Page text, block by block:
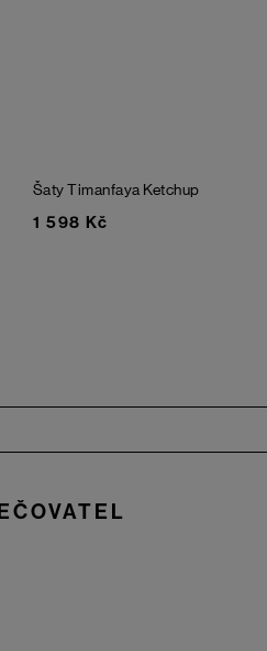
Šaty Timanfaya Ketchup
1 598 Kč